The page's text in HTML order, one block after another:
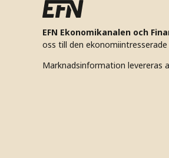
EFN Ekonomikanalen och
oss till den
Marknadsinformation levereras